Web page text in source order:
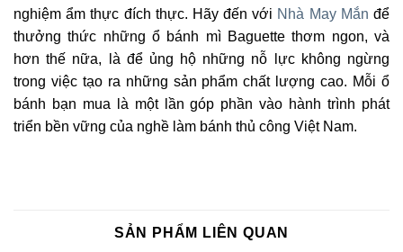
nghiệm ẩm thực đích thực. Hãy đến với Nhà May Mắn để
thưởng thức những ổ bánh mì Baguette thơm ngon, và
hơn thế nữa, là để ủng hộ những nỗ lực không ngừng
trong việc tạo ra những sản phẩm chất lượng cao. Mỗi ổ
bánh bạn mua là một lần góp phần vào hành trình phát
triển bền vững của nghề làm bánh thủ công Việt Nam.
SẢN PHẨM LIÊN QUAN